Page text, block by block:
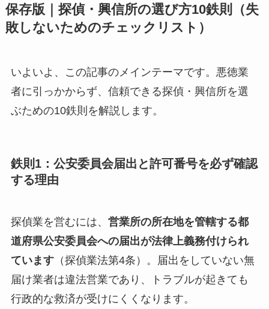
保存版｜探偵・興信所の選び方10鉄則（失
敗しないためのチェックリスト）
いよいよ、この記事のメインテーマです。悪徳業
者に引っかからず、信頼できる探偵・興信所を選
ぶための10鉄則を解説します。
鉄則1：公安委員会届出と許可番号を必ず確認
する理由
探偵業を営むには、 営業所の所在地を管轄する都
道府県公安委員会への届出が法律上義務付けられ
ています（探偵業法第4条）。届出をしていない無
届け業者は違法営業であり、トラブルが起きても
行政的な救済が受けにくくなります。